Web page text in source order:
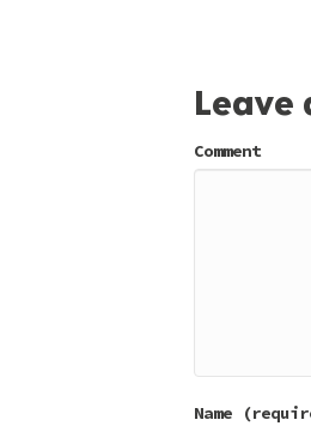
Leave
Comment
Name